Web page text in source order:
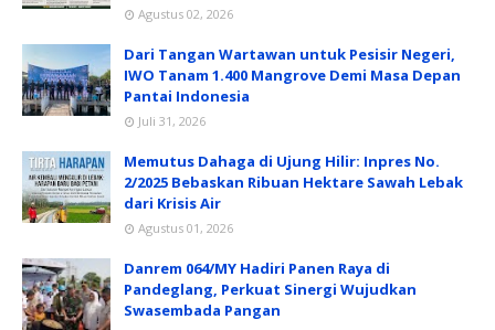
Agustus 02, 2026
Dari Tangan Wartawan untuk Pesisir Negeri,
IWO Tanam 1.400 Mangrove Demi Masa Depan
Pantai Indonesia
Juli 31, 2026
Memutus Dahaga di Ujung Hilir: Inpres No.
2/2025 Bebaskan Ribuan Hektare Sawah Lebak
dari Krisis Air
Agustus 01, 2026
Danrem 064/MY Hadiri Panen Raya di
Pandeglang, Perkuat Sinergi Wujudkan
Swasembada Pangan